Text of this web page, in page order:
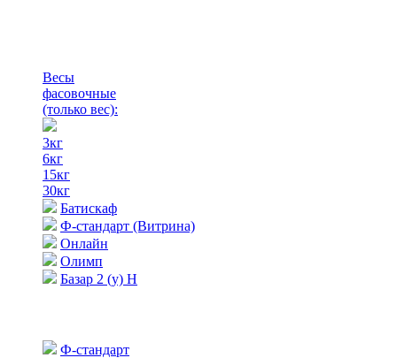
Весы
фасовочные
(только вес):
3кг
6кг
15кг
30кг
Батискаф
Ф-стандарт (Витрина)
Онлайн
Олимп
Базар 2 (у) Н
Ф-стандарт